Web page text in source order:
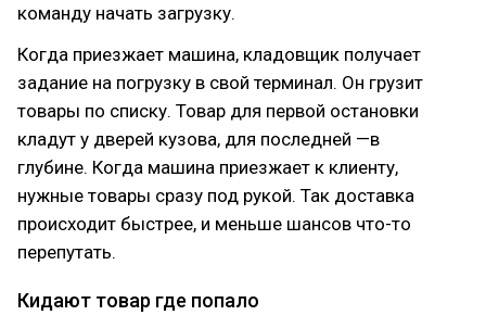
команду начать загрузку.
Когда приезжает машина, кладовщик получает
задание на погрузку в свой терминал. Он грузит
товары по списку. Товар для первой остановки
кладут у дверей кузова, для последней —в
глубине. Когда машина приезжает к клиенту,
нужные товары сразу под рукой. Так доставка
происходит быстрее, и меньше шансов что-то
перепутать.
Кидают товар где попало